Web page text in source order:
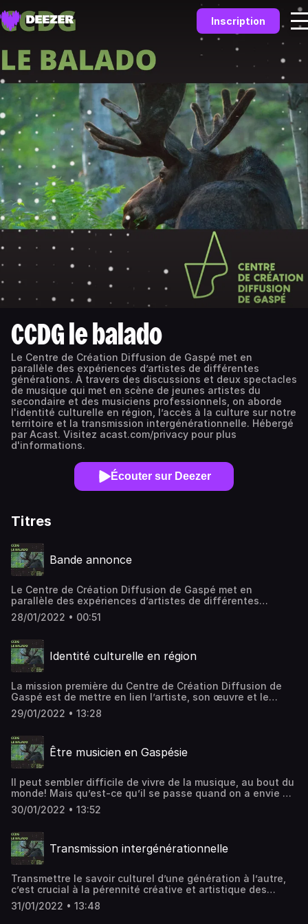
Inscription
CCDG le balado
Le Centre de Création Diffusion de Gaspé met en
parallèle des expériences d’artistes de différentes
générations. À travers des discussions et deux spectacles
de musique qui met en scène de jeunes artistes du
secondaire et des musiciens professionnels, on aborde
l'identité culturelle en région, l’accès à la culture sur notre
territoire et la transmission intergénérationnelle. Hébergé
par Acast. Visitez acast.com/privacy pour plus
d'informations.
Écouter sur Deezer
Titres
Bande annonce
Le Centre de Création Diffusion de Gaspé met en
parallèle des expériences d’artistes de différentes
générations et discute avec chacun d’eux d’identité
culturelle en région, d’accès à la culture sur notre
par Acast. Visitez acast.com/privacy pour plus
d'informations.
28/01/2022 • 00:51
Identité culturelle en région
La mission première du Centre de Création Diffusion de
Gaspé est de mettre en lien l’artiste, son œuvre et le
public et de s’assurer que tous les intervenants se
rencontrent à travers les arts de la scène. On va à la
vieux jeunes du Spectacle En direct de chez nous, avec
qui on discute d’identité culturelle en région. Hébergé par
Acast. Visitez acast.com/privacy pour plus d'informations.
29/01/2022 • 13:28
Être musicien en Gaspésie
Il peut sembler difficile de vivre de la musique, au bout du
monde! Mais qu’est-ce qu’il se passe quand on a envie de
revenir ou de rester dans son patelin? On jase avec les
artistes de territoire, de son influence sur la créativité et
Acast. Visitez acast.com/privacy pour plus d'informations.
30/01/2022 • 13:52
Transmission intergénérationnelle
Transmettre le savoir culturel d’une génération à l’autre,
c’est crucial à la pérennité créative et artistique des
régions. Dans cet épisode, on parle de l’importance de la
transmission entre les générations et on aura quelques
31/01/2022 • 13:48